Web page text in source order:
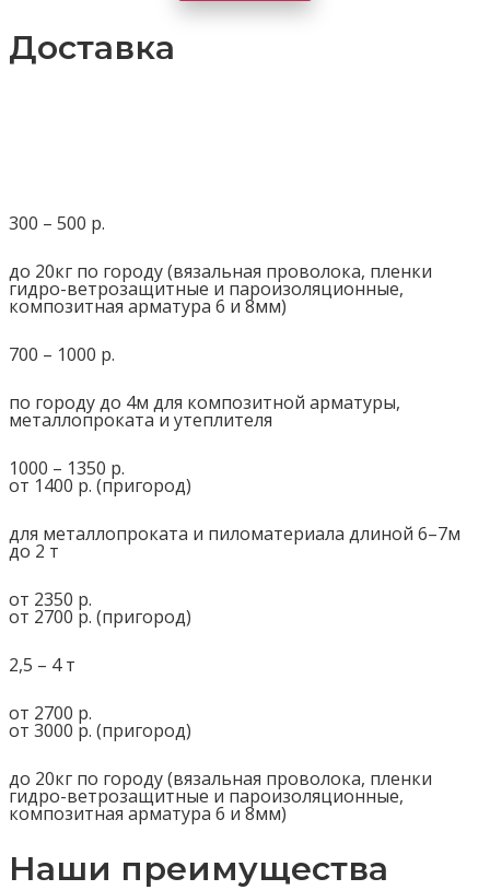
Доставка
300 – 500 р.
до 20кг по городу (вязальная проволока, пленки
гидро-ветрозащитные и пароизоляционные,
композитная арматура 6 и 8мм)
700 – 1000 р.
по городу до 4м для композитной арматуры,
металлопроката и утеплителя
1000 – 1350 р.
от 1400 р. (пригород)
для металлопроката и пиломатериала длиной 6–7м
до 2 т
от 2350 р.
от 2700 р. (пригород)
2,5 – 4 т
от 2700 р.
от 3000 р. (пригород)
до 20кг по городу (вязальная проволока, пленки
гидро-ветрозащитные и пароизоляционные,
композитная арматура 6 и 8мм)
Наши преимущества